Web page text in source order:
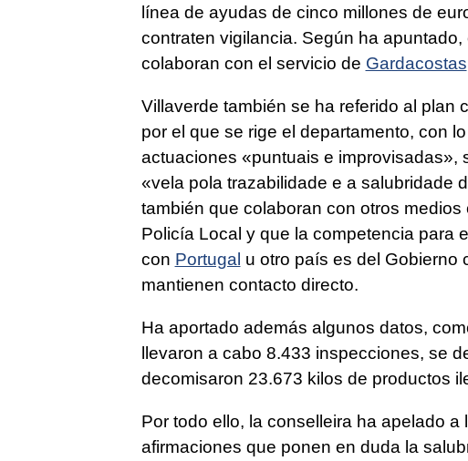
línea de ayudas de cinco millones de
contraten vigilancia. Según ha
colaboran con el servicio de Gardacostas
Villaverde también se ha referido al plan
por el que se rige el departamento, con
actuaciones «puntuais e improvisadas»,
«vela pola trazabilidade e a salubridade
también que colaboran con otros medios
Policía Local y que la competencia para
con Portugal u otro país es del Gobierno
mantienen contacto directo.
Ha aportado además algunos datos,
llevaron a cabo 8.433 inspecciones, se
decomisaron 23.673 kilos de productos
Por todo ello, la conselleira ha apelado
afirmaciones que ponen en duda la